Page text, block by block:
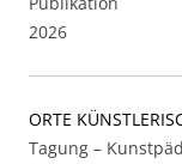
2026
ORTE
Tagung –